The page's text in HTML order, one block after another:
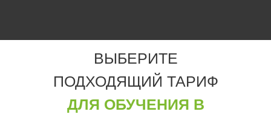
ВЫБЕРИТЕ
ПОДХОДЯЩИЙ ТАРИФ
ДЛЯ ОБУЧЕНИЯ В